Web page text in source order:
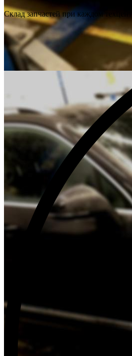
Склад запчастей при каждом